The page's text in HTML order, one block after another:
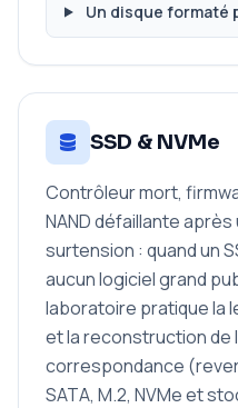
Un disque formaté
SSD & NVMe
Contrôleur mort,
NAND défaillante
surtension : quand un
aucun logiciel grand
laboratoire pratique la
et la reconstruction de
correspondance
SATA, M.2, NVMe et